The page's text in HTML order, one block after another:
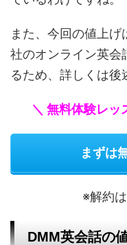
また、今回の値上
社のオンライン英会
るため、詳しくは後
＼ 無料体験レッ
まずは
※解約
DMM英会話の